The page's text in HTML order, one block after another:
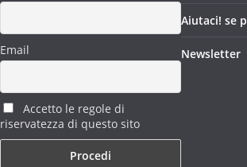
Email
Accetto le regole di
riservatezza di questo sito
Aiutaci! se
Newsletter